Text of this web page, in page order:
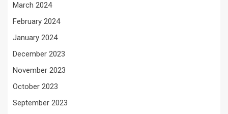
March 2024
February 2024
January 2024
December 2023
November 2023
October 2023
September 2023